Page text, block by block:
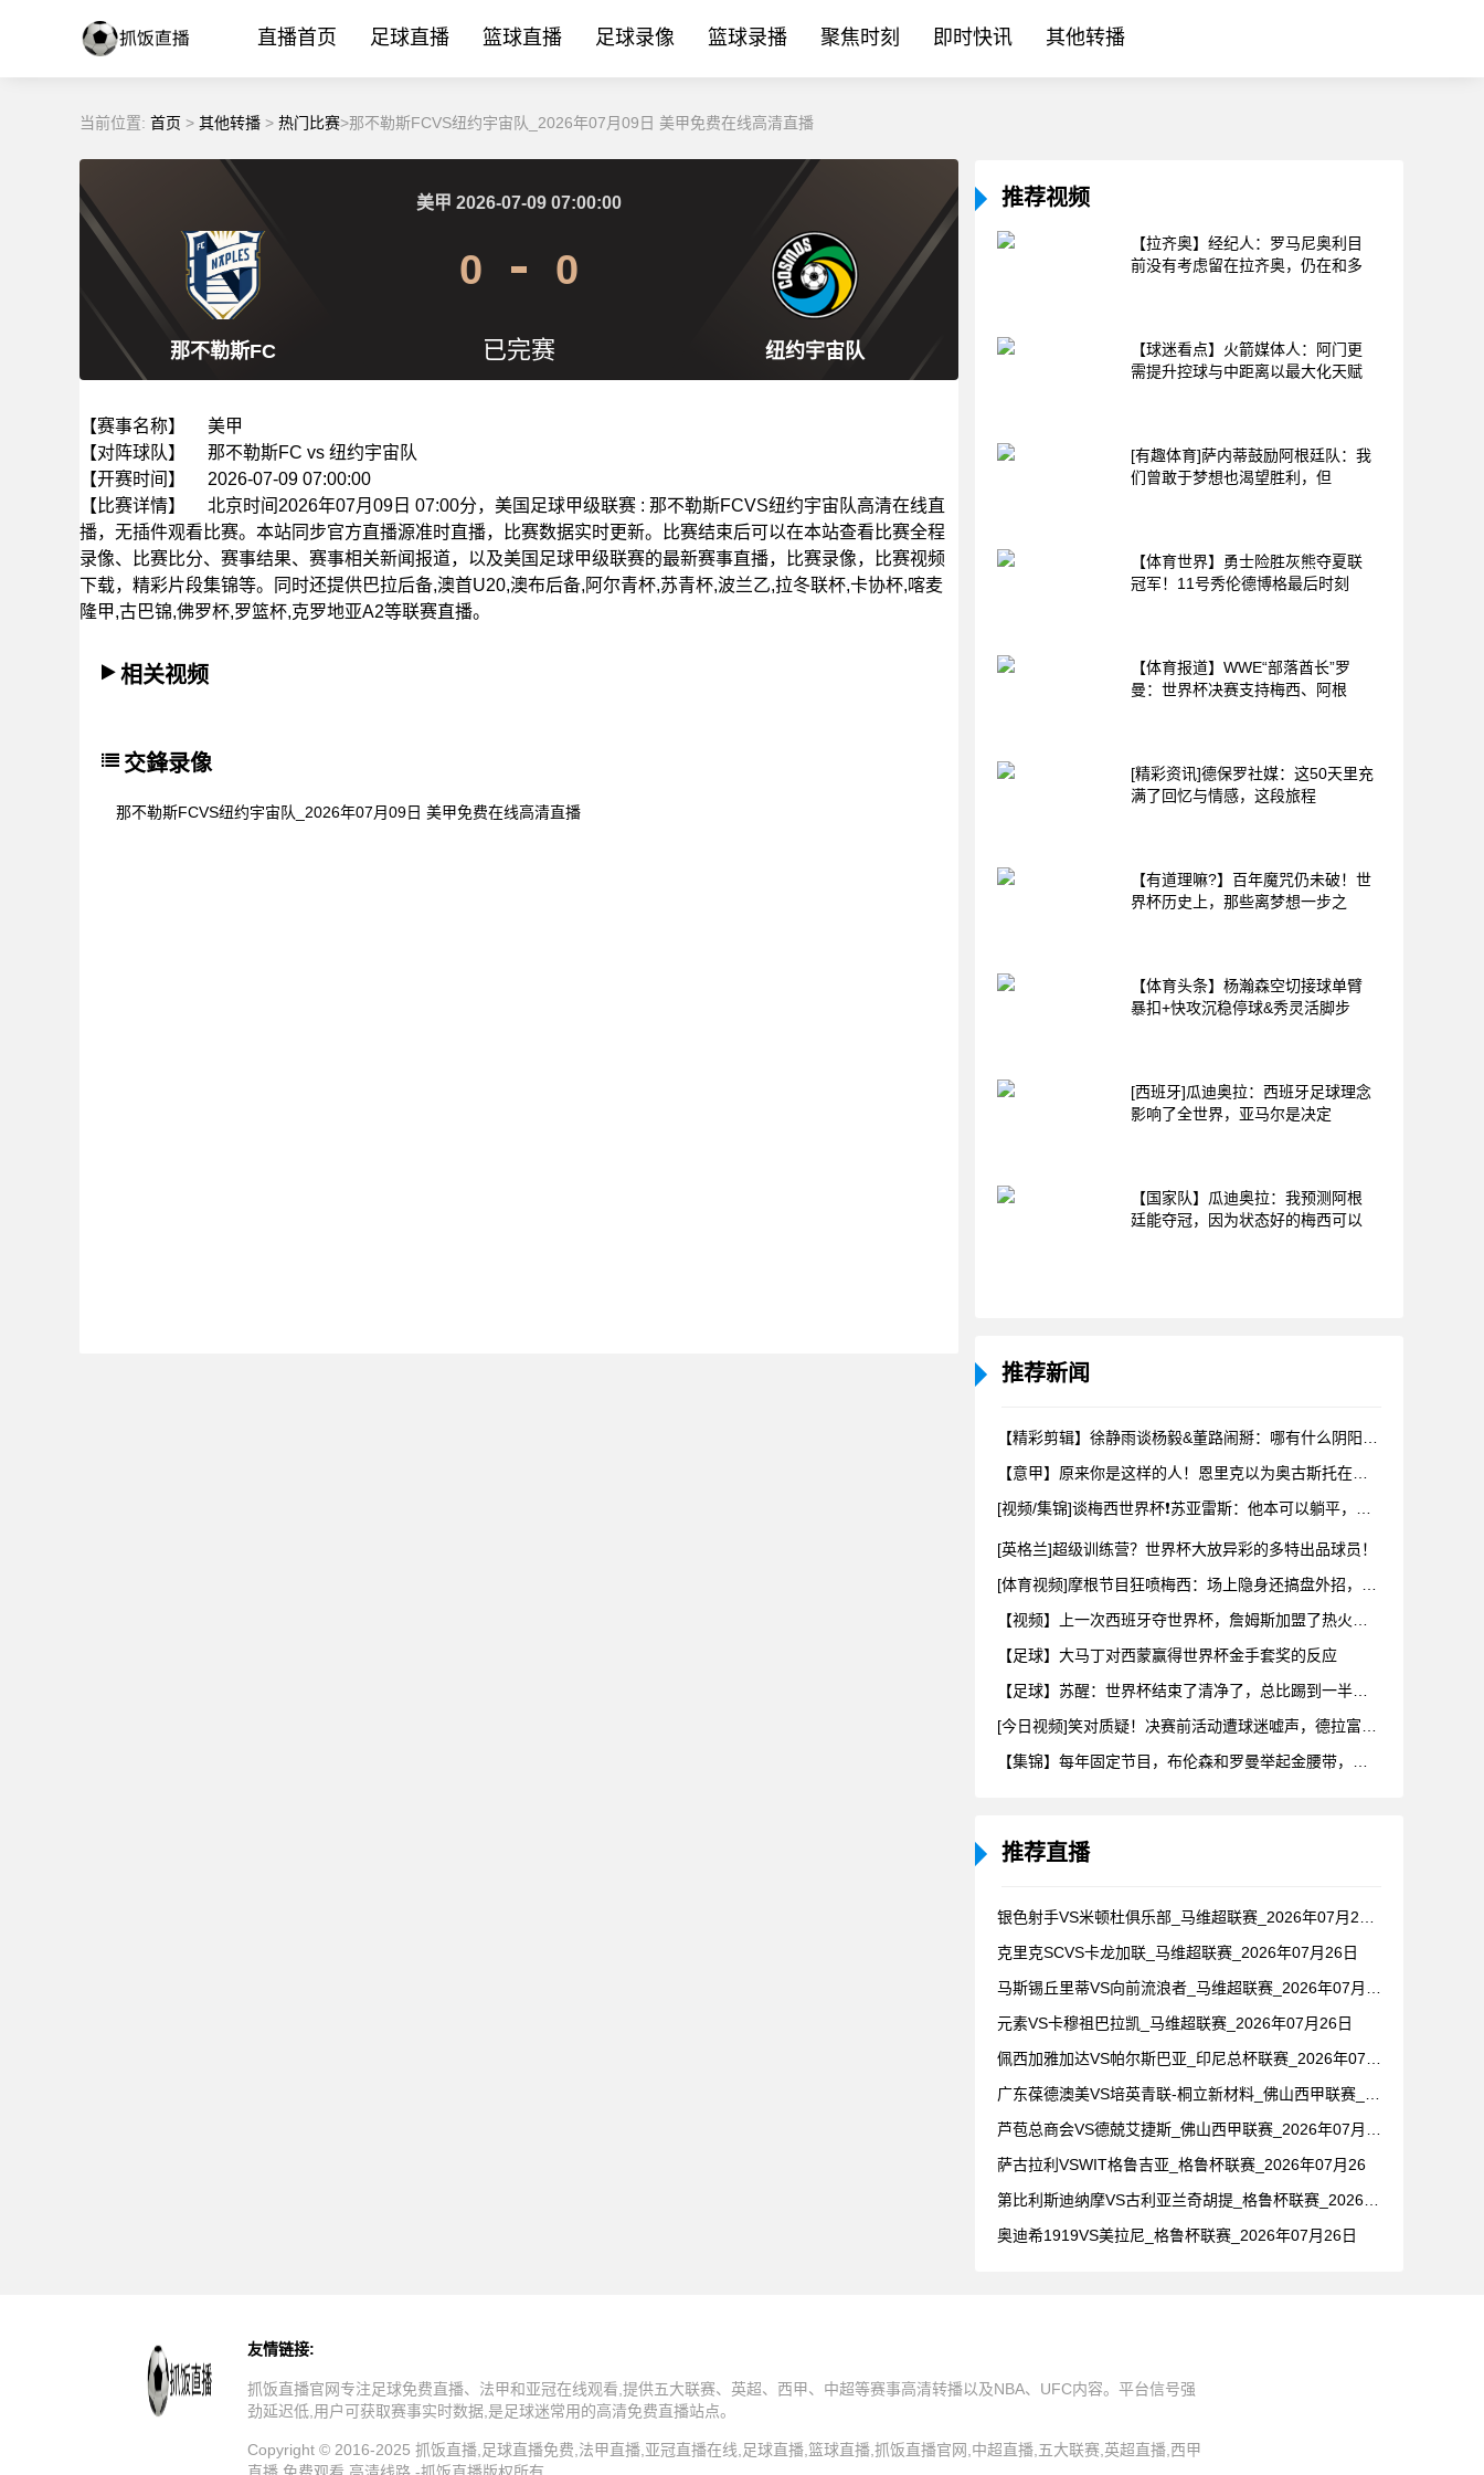
直播首页 足球直播 篮球直播 足球录像 篮球录播 聚焦时刻 即时快讯 其他转播
当前位置: 首页 > 其他转播 > 热门比赛>那不勒斯FCVS纽约宇宙队_2026年07月09日 美甲免费在线高清直播
那不勒斯FC 纽约宇宙队
美甲 2026-07-09 07:00:00
0 0
已完赛
【赛事名称】
美甲
【对阵球队】
那不勒斯FC vs 纽约宇宙队
【开赛时间】
2026-07-09 07:00:00
【比赛详情】
北京时间2026年07月09日 07:00分，美国足球甲级联赛 : 那不勒斯FCVS纽约宇宙队高清在线直
播，无插件观看比赛。本站同步官方直播源准时直播，比赛数据实时更新。比赛结束后可以在本站查看比赛全程
录像、比赛比分、赛事结果、赛事相关新闻报道，以及美国足球甲级联赛的最新赛事直播，比赛录像，比赛视频
下载，精彩片段集锦等。同时还提供巴拉后备,澳首U20,澳布后备,阿尔青杯,苏青杯,波兰乙,拉冬联杯,卡协杯,喀麦
隆甲,古巴锦,佛罗杯,罗篮杯,克罗地亚A2等联赛直播。
相关视频
交鋒录像
那不勒斯FCVS纽约宇宙队_2026年07月09日 美甲免费在线高清直播
推荐视频
【拉齐奥】经纪人：罗马尼奥利目
前没有考虑留在拉齐奥，仍在和多
【球迷看点】火箭媒体人：阿门更
需提升控球与中距离以最大化天赋
[有趣体育]萨内蒂鼓励阿根廷队：我
们曾敢于梦想也渴望胜利，但
【体育世界】勇士险胜灰熊夺夏联
冠军！11号秀伦德博格最后时刻
【体育报道】WWE“部落酋长”罗
曼：世界杯决赛支持梅西、阿根
[精彩资讯]德保罗社媒：这50天里充
满了回忆与情感，这段旅程
【有道理嘛?】百年魔咒仍未破！世
界杯历史上，那些离梦想一步之
【体育头条】杨瀚森空切接球单臂
暴扣+快攻沉稳停球&秀灵活脚步
[西班牙]瓜迪奥拉：西班牙足球理念
影响了全世界，亚马尔是决定
【国家队】瓜迪奥拉：我预测阿根
廷能夺冠，因为状态好的梅西可以
推荐新闻
[英格兰]超级训练营？世界杯大放异彩的多特出品球员！
【足球】大马丁对西蒙赢得世界杯金手套奖的反应
推荐直播
克里克SCVS卡龙加联_马维超联赛_2026年07月26日
元素VS卡穆祖巴拉凯_马维超联赛_2026年07月26日
萨古拉利VSWIT格鲁吉亚_格鲁杯联赛_2026年07月26
奥迪希1919VS美拉尼_格鲁杯联赛_2026年07月26日
友情链接:
抓饭直播官网专注足球免费直播、法甲和亚冠在线观看,提供五大联赛、英超、西甲、中超等赛事高清转播以及NBA、UFC内容。平台信号强
劲延迟低,用户可获取赛事实时数据,是足球迷常用的高清免费直播站点。
Copyright © 2016-2025 抓饭直播,足球直播免费,法甲直播,亚冠直播在线,足球直播,篮球直播,抓饭直播官网,中超直播,五大联赛,英超直播,西甲